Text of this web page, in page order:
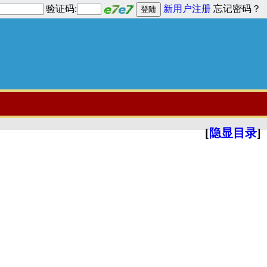
验证码: 新用户注册 忘记密码？
[隐显目录]